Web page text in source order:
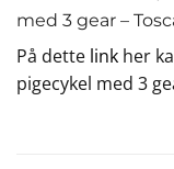
med 3 gear –
På dette link her
pigecykel med 3